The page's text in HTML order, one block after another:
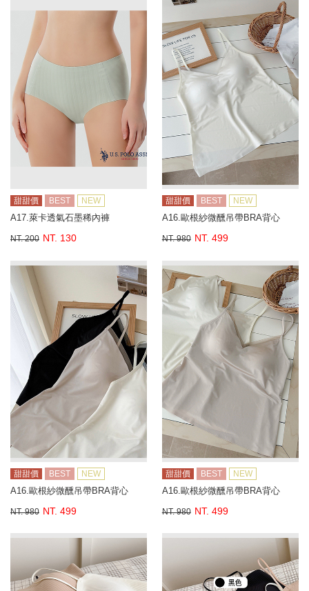
甜甜價 BEST NEW
A17.萊卡透氣石墨稀內褲
NT. 200 NT. 130
甜甜價 BEST NEW
A16.歐根紗微醺吊帶BRA背心
NT. 980 NT. 499
甜甜價 BEST NEW
A16.歐根紗微醺吊帶BRA背心
NT. 980 NT. 499
甜甜價 BEST NEW
A16.歐根紗微醺吊帶BRA背心
NT. 980 NT. 499